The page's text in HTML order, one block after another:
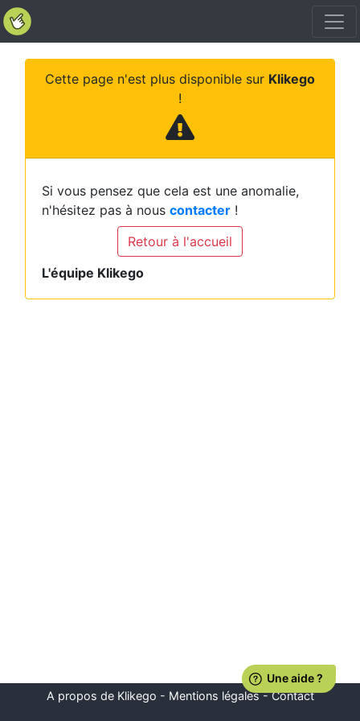
Cette page n'est plus disponible sur Klikego
!
Si vous pensez que cela est une anomalie,
n'hésitez pas à nous contacter !
Retour à l'accueil
L'équipe Klikego
A propos de Klikego - Mentions légales-Contact